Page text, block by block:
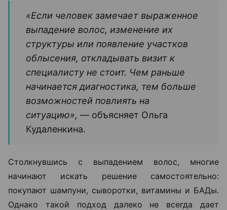
«Если человек замечает выраженное
выпадение волос, изменение их
структуры или появление участков
облысения, откладывать визит к
специалисту не стоит. Чем раньше
начинается диагностика, тем больше
возможностей повлиять на
ситуацию», — объясняет Ольга
Кудаленкина.
Столкнувшись с выпадением волос, многие
начинают искать решение самостоятельно:
покупают шампуни, сыворотки, витамины и БАДы.
Однако такой подход далеко не всегда дает